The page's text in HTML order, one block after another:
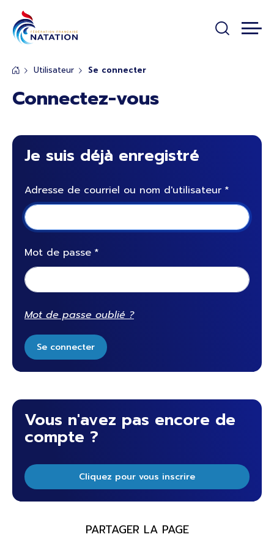
Utilisateur Se connecter
Connectez-vous
Je suis déjà enregistré
Adresse de courriel ou nom d'utilisateur
Mot de passe
Mot de passe oublié ?
Se connecter
Vous n'avez pas encore de
compte ?
Cliquez pour vous inscrire
PARTAGER LA PAGE
Panneau de gestion des cookies